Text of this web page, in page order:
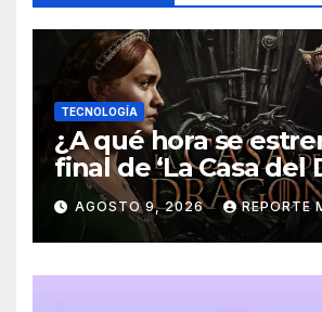
TECNOLOGÍA
¿A qué hora se
final de ‘La Casa del
temporada 3 en
AGOSTO 9, 2026 REPORTE